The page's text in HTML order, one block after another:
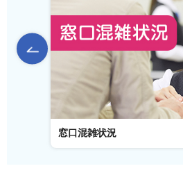
前のスライドを表示
窓口混雑状況